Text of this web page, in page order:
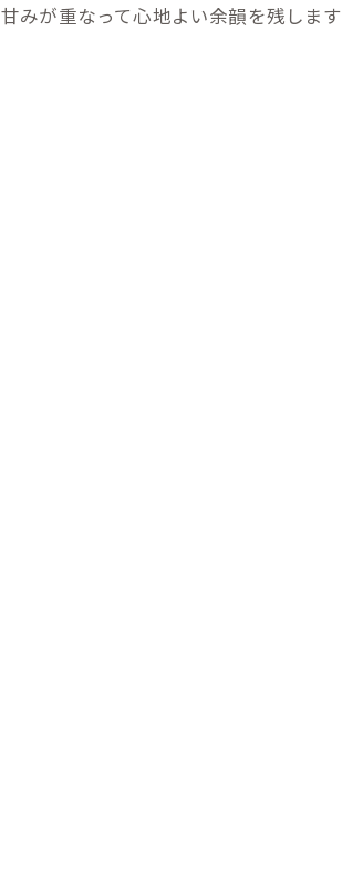
みが重なって心地よい余韻を残します